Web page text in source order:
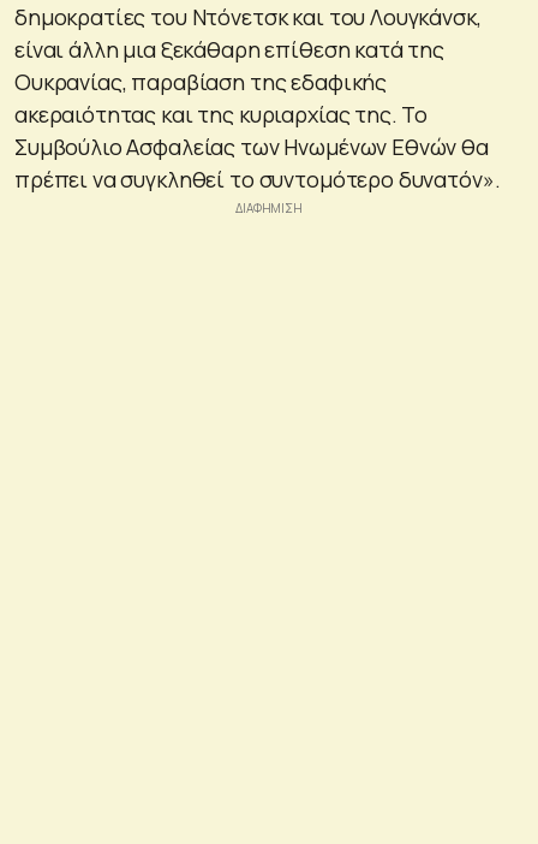
δημοκρατίες του Ντόνετσκ και του Λουγκάνσκ,
είναι άλλη μια ξεκάθαρη επίθεση κατά της
Ουκρανίας, παραβίαση της εδαφικής
ακεραιότητας και της κυριαρχίας της. Το
Συμβούλιο Ασφαλείας των Ηνωμένων Εθνών θα
πρέπει να συγκληθεί το συντομότερο δυνατόν».